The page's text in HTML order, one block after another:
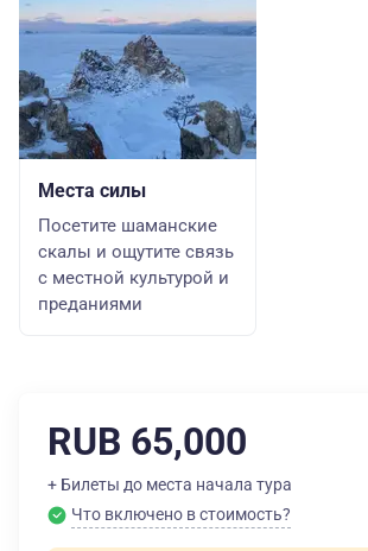
Места силы
Посетите шаманские
скалы и ощутите связь
с местной культурой и
преданиями
RUB 65,000
+ Билеты до места начала тура
Что включено в стоимость?